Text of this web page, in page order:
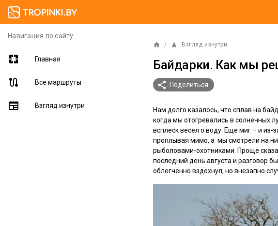
Навигация по сайту
pages Главная
route Все маршруты
newspaper Взгляд изнутри
home / navigation Взгляд изнутри
Байдарки. Как мы
share Поделиться
Нам долго казалось, что сплав на
когда мы отогревались в солнечных
всплеск весел о воду. Еще миг – и
проплывая мимо, а мы смотрели на
рыболовами-охотниками. Проще
последний день августа и разговор
облегченно вздохнул, но внезапно